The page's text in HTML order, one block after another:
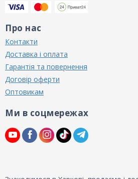
Про нас
Контакти
Доставка і оплата
Гарантія та повернення
Договір оферти
Оптовикам
Ми в соцмережах